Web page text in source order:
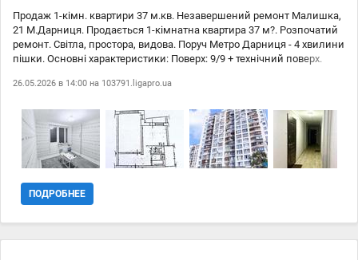
Продаж 1-кімн. квартири 37 м.кв. Незавершений ремонт Малишка,
21 М.Дарниця. Продається 1-кімнатна квартира 37 м?. Розпочатий
ремонт. Світла, простора, видова. Поруч Метро Дарниця - 4 хвилини
пішки. Основні характеристики: Поверх: 9/9 + технічний поверх.
санвузол. Локація — одна з найкращих: поруч із будинком є все
Пошта затишний сквер торговий центр АТБ, ринок.
26.05.2026 в 14:00 на 103791.ligapro.ua
ПОДРОБНЕЕ